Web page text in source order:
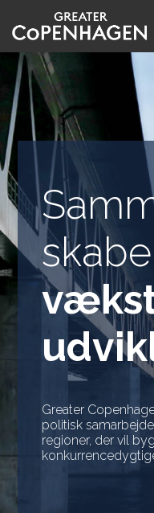
hovedindhold
Greater
politisk
regioner, der vil